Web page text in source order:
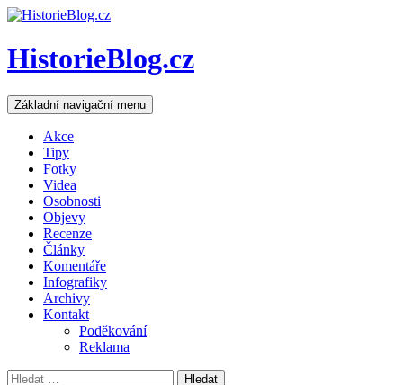
HistorieBlog.cz
Hledat
Základní navigační menu Přejít
k
Akce
Tipy
Fotky
Videa
Osobnosti
Objevy
Recenze
Články
Komentáře
Infografiky
Archivy
Kontakt
Poděkování
Reklama
Vyhledávání